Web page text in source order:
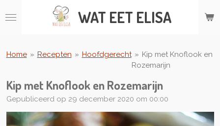
direct
hoofdinhoud
WAT EET ELISA
Home » Recepten » Hoofdgerecht » Kip met Knoflook en
Rozemarijn
Kip met Knoflook en Rozemarijn
Gepubliceerd op 29 december 2020 om 00:00